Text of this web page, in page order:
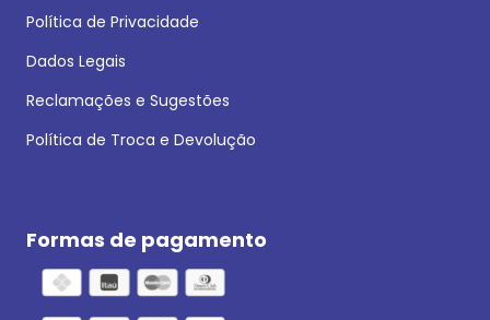
Política de Privacidade
Dados Legais
Reclamações e Sugestões
Política de Troca e Devolução
Formas de pagamento